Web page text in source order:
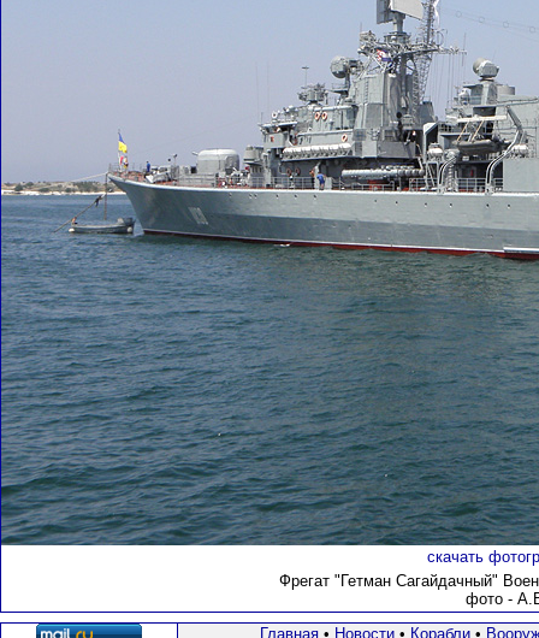
скачать
Фрегат "Гетман Сагайдачный"
фото -
Главная• Новости• Корабли•